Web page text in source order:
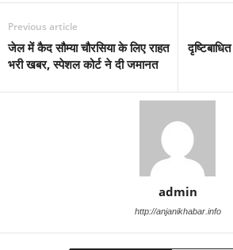
Previous article
जेल में कैद सौम्या चौरसिया के लिए राहत
भरी खबर, स्पेशल कोर्ट ने दी जमानत
admin
http://anjanikhabar.info